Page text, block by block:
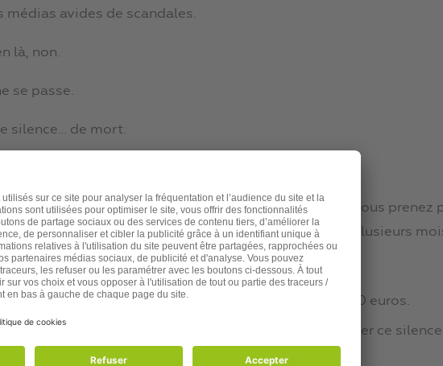
médias avides de scandales.
là, non.
se passe.
silence… de mort.
La vitamine Dne cause des effets indésirablesque si vous prenez
dose journalière recommandée, chaque jour pendant plusieurs
pas non plus une question de coût :
Un an de supplémentation en vitamine ne coûte que 20 euros.
sans tomber dans la “théorie du complot”, expliquer ce silence